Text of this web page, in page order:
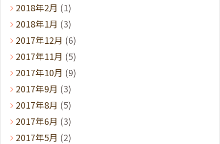
2018年2月 (1)
2018年1月 (3)
2017年12月 (6)
2017年11月 (5)
2017年10月 (9)
2017年9月 (3)
2017年8月 (5)
2017年6月 (3)
2017年5月 (2)